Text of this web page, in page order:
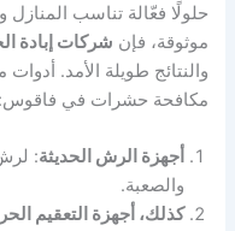
حلولًا فعّالة تناسب
موثوقة، فإن شركات إبادة
والنتائج طويلة الأمد.
مكافحة حشرات في فاقوس:
أجهزة الرش الحديثة:
والصعبة.
كذلك، أجهزة التعقيم